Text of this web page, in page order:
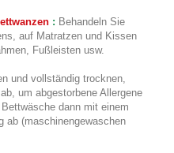
: Behandeln Sie
auf Matratzen und Kissen
Fußleisten usw.
und vollständig trocknen,
um abgestorbene Allergene
dann mit einem
ab (maschinengewaschen